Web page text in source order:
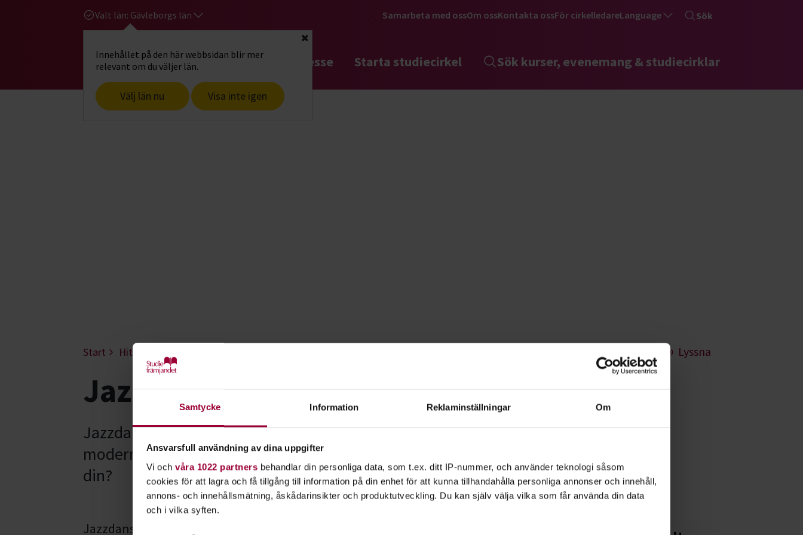
Samtycke Information Reklaminställningar Om
Ansvarsfull användning av dina uppgifter
Vi och våra 1022 partners behandlar din personliga data, som t.ex. ditt IP-nummer, och använder teknologi såsom
cookies för att lagra och få tillgång till information på din enhet för att kunna tillhandahålla personliga annonser och innehåll,
annons- och innehållsmätning, åskådarinsikter och produktutveckling. Du kan själv välja vilka som får använda din data
och i vilka syften.
Valt län: Gävleborgs län
Innehållet på den här webbsidan blir mer
relevant om du väljer län.
Välj län nu Visa inte igen
Stäng
Samarbeta med ossOm ossKontakta ossFör cirkelledareLanguage Sök
Gå till studiefrämjandets startsidaHitta intresse Starta studiecirkel Sök kurser, evenemang & studiecirklar
Start Hitta intresse Lyssna
Jazzdans - Gävleborg
Jazzdansen är i ständig utveckling och influeras idag av exempelvis hip-hop och
modern dans. Varje lärare inom jazzdansen har sin personliga stil. Vilken stil blir
din?
Jazzdans är en scenisk dansstil som föddes i USA under 1900-talet, när